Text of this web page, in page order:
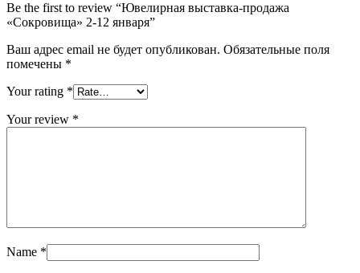
Be the first to review “Ювелирная выставка-продажа
«Сокровища» 2-12 января”
Ваш адрес email не будет опубликован. Обязательные поля
помечены *
Your rating *
Your review *
Name *